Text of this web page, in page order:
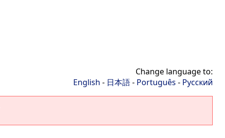
Change language to:
English - 日本語- Português - Русский